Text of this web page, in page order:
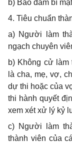
b) Bảo đảm bí
4. Tiêu chuẩn
a) Người làm
ngạch chuyên
b) Không cử
là cha, mẹ, vợ,
dự thi hoặc của
thi hành quyết
xem xét xử lý kỷ
c) Người làm
thành viên của